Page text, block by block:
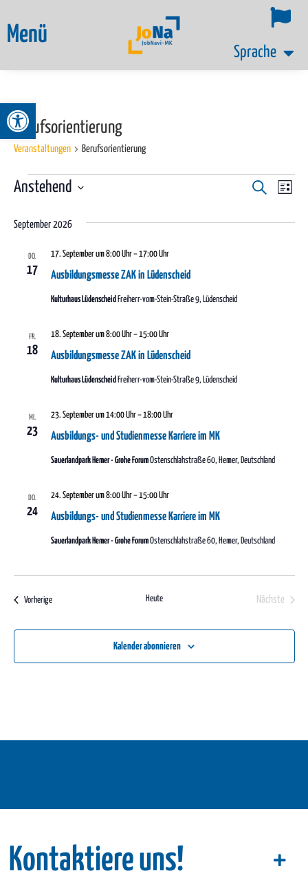
Werkzeugleiste öffnen
Menü
Sprache
Berufsorientierung
Veranstaltungen Berufsorientierung
Suche
Liste
Anstehend
wählen.
September 2026
DO.
17 Ausbildungsmesse ZAK in Lüdenscheid
17. September um 8:00 Uhr–17:00 Uhr
Kulturhaus LüdenscheidFreiherr-vom-Stein-Straße 9, Lüdenscheid
FR.
18 Ausbildungsmesse ZAK in Lüdenscheid
18. September um 8:00 Uhr–15:00 Uhr
Kulturhaus LüdenscheidFreiherr-vom-Stein-Straße 9, Lüdenscheid
MI.
23 Ausbildungs- und Studienmesse Karriere im MK
23. September um 14:00 Uhr–18:00 Uhr
Sauerlandpark Hemer - Grohe ForumOstenschlahstraße 60, Hemer, Deutschland
DO.
24 Ausbildungs- und Studienmesse Karriere im MK
24. September um 8:00 Uhr–15:00 Uhr
Sauerlandpark Hemer - Grohe ForumOstenschlahstraße 60, Hemer, Deutschland
VorherigeVeranstaltungen Heute Nächste
Kalender abonnieren
Kontaktiere uns!